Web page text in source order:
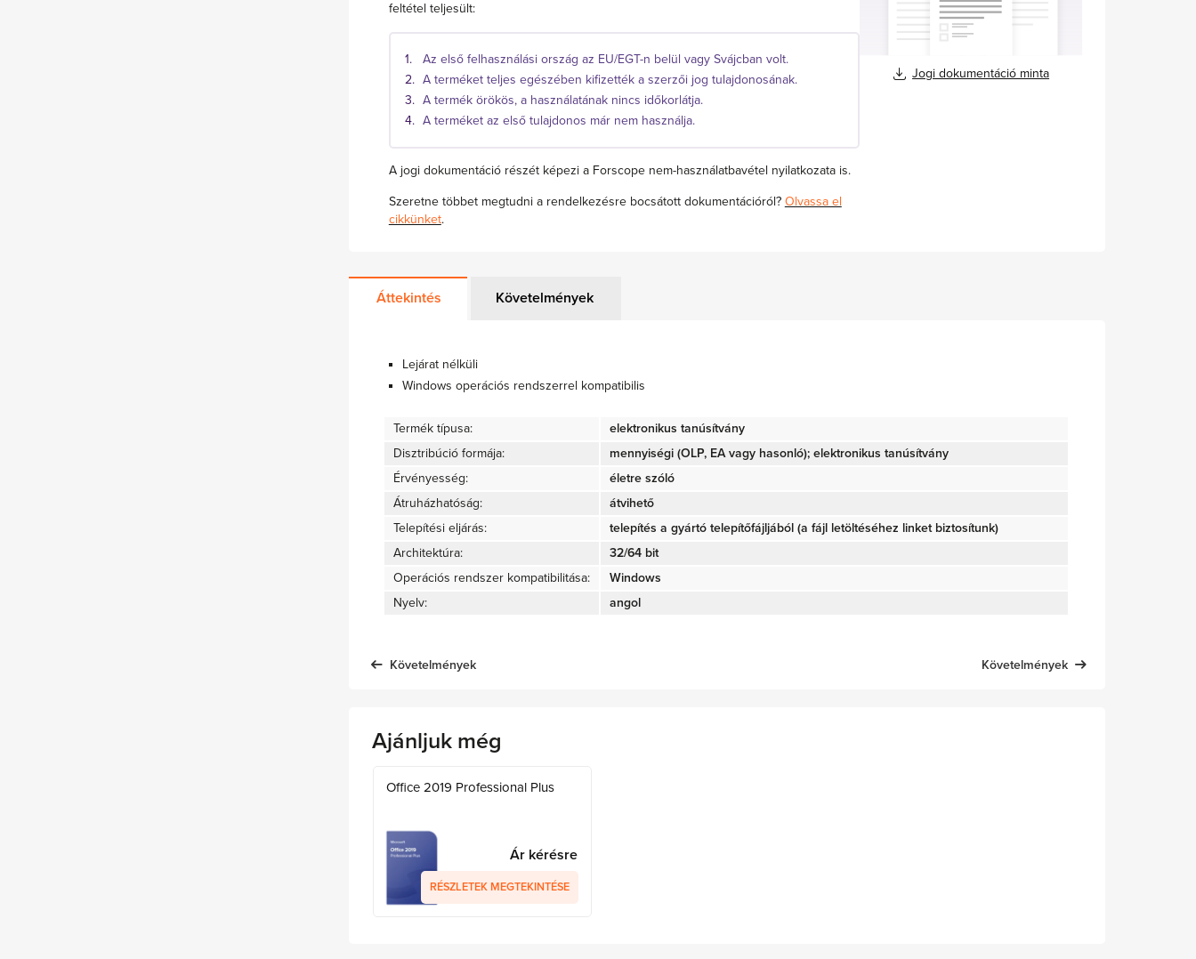
feltétel teljesült:
Az első felhasználási ország az EU/EGT-n belül vagy Svájcban volt.
A terméket teljes egészében kifizették a szerzői jog tulajdonosának.
A termék örökös, a használatának nincs időkorlátja.
A terméket az első tulajdonos már nem használja.
A jogi dokumentáció részét képezi a Forscope nem-használatbavétel nyilatkozata is.
Szeretne többet megtudni a rendelkezésre bocsátott dokumentációról? Olvassa el
cikkünket.
Jogi dokumentáció minta
Áttekintés Követelmények
Lejárat nélküli
Windows operációs rendszerrel kompatibilis
Termék típusa:
elektronikus tanúsítvány
Disztribúció formája:
mennyiségi (OLP, EA vagy hasonló); elektronikus tanúsítvány
Érvényesség:
életre szóló
Átruházhatóság:
átvihető
Telepítési eljárás:
telepítés a gyártó telepítőfájljából (a fájl letöltéséhez linket biztosítunk)
Architektúra:
32/64 bit
Operációs rendszer kompatibilitása:
Windows
Nyelv:
angol
Követelmények Követelmények
Ajánljuk még
Office 2019 Professional Plus
Ár kérésre
RÉSZLETEK MEGTEKINTÉSE